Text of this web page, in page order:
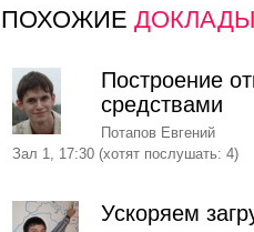
ПОХОЖИЕ ДОКЛАДЫ
Построение
средствами
Потапов Евгений
Зал 1, 17:30 (хотят послушать: 4)
Ускоряем